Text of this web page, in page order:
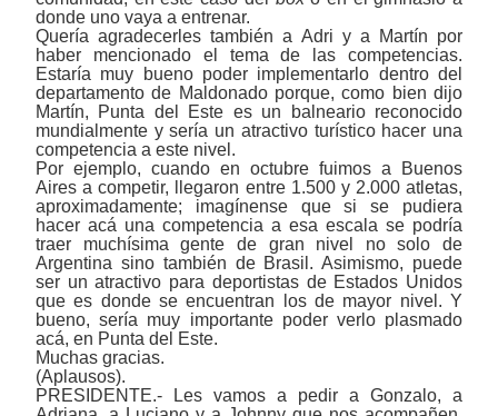
donde uno vaya a entrenar.
Quería agradecerles también a Adri y a Martín por
haber mencionado el tema de las competencias.
Estaría muy bueno poder implementarlo dentro del
departamento de Maldonado porque, como bien dijo
Martín, Punta del Este es un balneario reconocido
mundialmente y sería un atractivo turístico hacer una
competencia a este nivel.
Por ejemplo, cuando en octubre fuimos a Buenos
Aires a competir, llegaron entre 1.500 y 2.000 atletas,
aproximadamente; imagínense que si se pudiera
hacer acá una competencia a esa escala se podría
traer muchísima gente de gran nivel no solo de
Argentina sino también de Brasil. Asimismo, puede
ser un atractivo para deportistas de Estados Unidos
que es donde se encuentran los de mayor nivel. Y
bueno, sería muy importante poder verlo plasmado
acá, en Punta del Este.
Muchas gracias.
(Aplausos).
PRESIDENTE.- Les vamos a pedir a Gonzalo, a